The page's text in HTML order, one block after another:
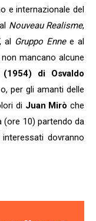
e internazionale del
Nouveau Realisme,
, al Gruppo Ennee al
non mancano alcune
di Osvaldo
o, per gli amanti delle
di Juan Mirò che
(ore 10) partendo da
dovranno